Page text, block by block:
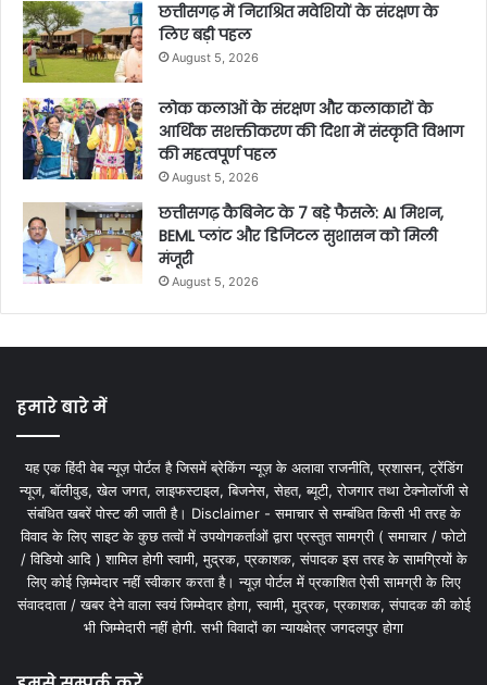
छत्तीसगढ़ में निराश्रित मवेशियों के संरक्षण के
लिए बड़ी पहल
August 5, 2026
लोक कलाओं के संरक्षण और कलाकारों के
आर्थिक सशक्तीकरण की दिशा में संस्कृति विभाग
की महत्वपूर्ण पहल
August 5, 2026
छत्तीसगढ़ कैबिनेट के 7 बड़े फैसले: AI मिशन,
BEML प्लांट और डिजिटल सुशासन को मिली
मंजूरी
August 5, 2026
हमारे बारे में
यह एक हिंदी वेब न्यूज़ पोर्टल है जिसमें ब्रेकिंग न्यूज़ के अलावा राजनीति, प्रशासन, ट्रेंडिंग
न्यूज, बॉलीवुड, खेल जगत, लाइफस्टाइल, बिजनेस, सेहत, ब्यूटी, रोजगार तथा टेक्नोलॉजी से
संबंधित खबरें पोस्ट की जाती है। Disclaimer - समाचार से सम्बंधित किसी भी तरह के
विवाद के लिए साइट के कुछ तत्वों में उपयोगकर्ताओं द्वारा प्रस्तुत सामग्री ( समाचार / फोटो
/ विडियो आदि ) शामिल होगी स्वामी, मुद्रक, प्रकाशक, संपादक इस तरह के सामग्रियों के
लिए कोई ज़िम्मेदार नहीं स्वीकार करता है। न्यूज़ पोर्टल में प्रकाशित ऐसी सामग्री के लिए
संवाददाता / खबर देने वाला स्वयं जिम्मेदार होगा, स्वामी, मुद्रक, प्रकाशक, संपादक की कोई
भी जिम्मेदारी नहीं होगी. सभी विवादों का न्यायक्षेत्र जगदलपुर होगा